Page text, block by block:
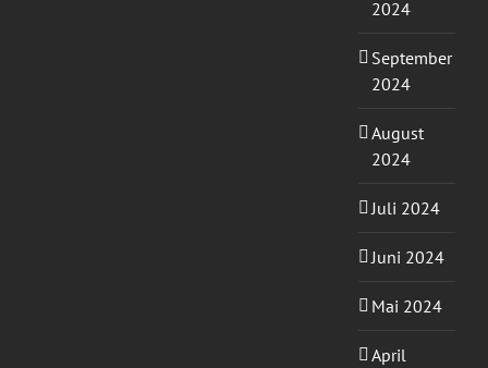
2024
September
2024
August
2024
Juli 2024
Juni 2024
Mai 2024
April